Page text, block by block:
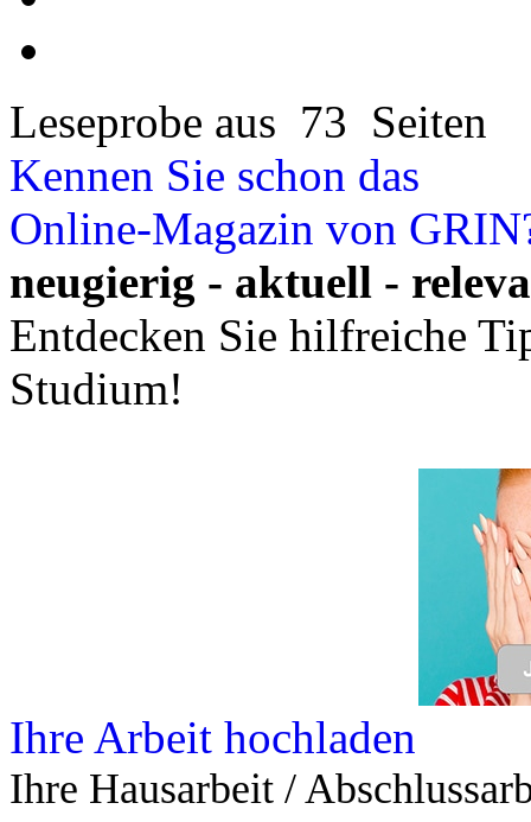
Leseprobe aus 73 Seiten
Kennen Sie schon das
Online-Magazin von
neugierig - aktuell -
Entdecken Sie hilfreiche
Studium!
Ihre Arbeit hochladen
Ihre Hausarbeit /